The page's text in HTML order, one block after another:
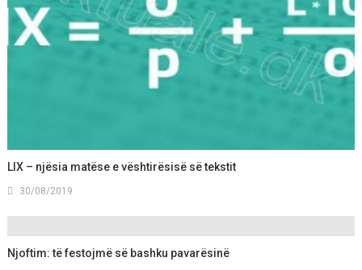
LIX – njësia matëse e vështirësisë së tekstit
30/08/2019
Njoftim: të festojmë së bashku pavarësinë